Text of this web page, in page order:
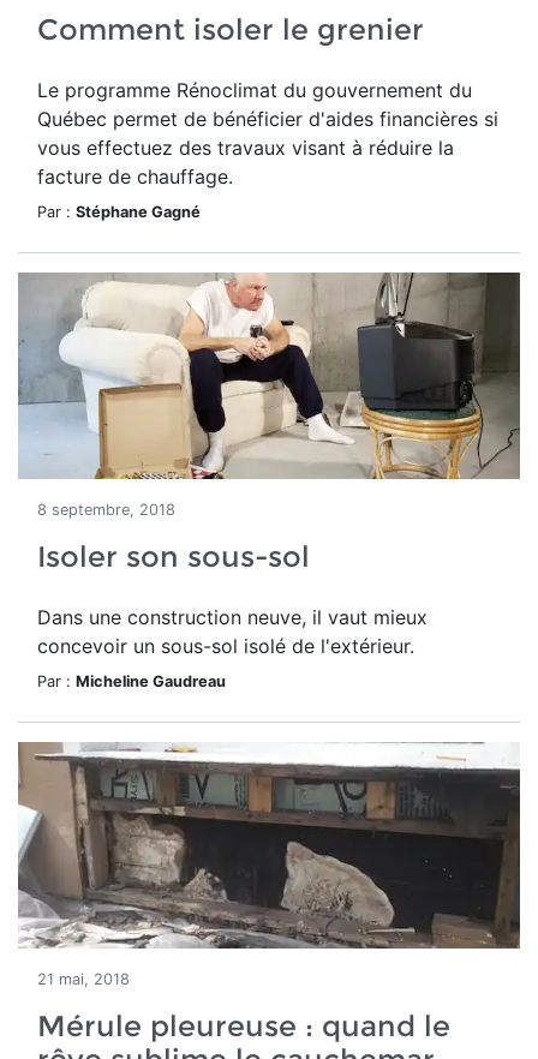
Comment isoler le grenier
Le programme Rénoclimat du gouvernement du
Québec permet de bénéficier d'aides financières si
vous effectuez des travaux visant à réduire la
facture de chauffage.
Par : Stéphane Gagné
8 septembre, 2018
Isoler son sous-sol
Dans une construction neuve, il vaut mieux
concevoir un sous-sol isolé de l'extérieur.
Par : Micheline Gaudreau
21 mai, 2018
Mérule pleureuse : quand le